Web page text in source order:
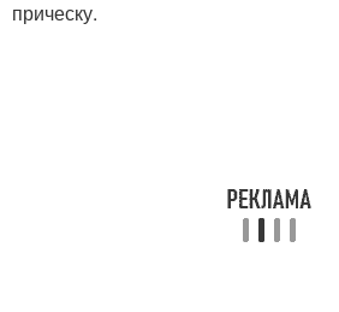
прическу.